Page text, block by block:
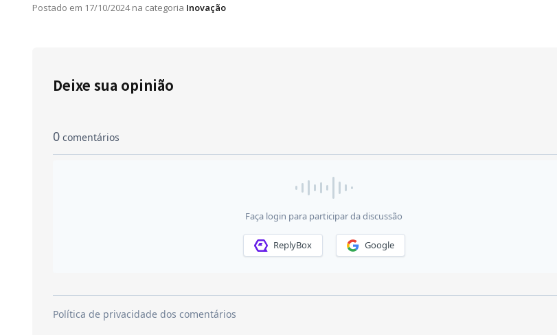
Postado em 17/10/2024na categoria Inovação
Deixe sua opinião